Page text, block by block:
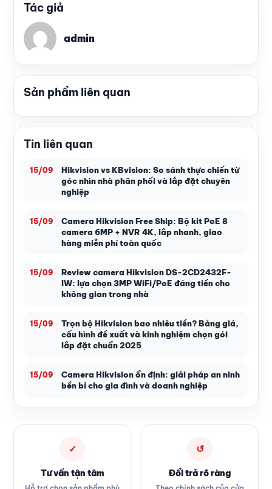
Tác giả
admin
Sản phẩm liên quan
Tin liên quan
15/09
Hikvision vs KBvision: So sánh thực chiến từ
góc nhìn nhà phân phối và lắp đặt chuyên
nghiệp
15/09
Camera Hikvision Free Ship: Bộ kit PoE 8
camera 6MP + NVR 4K, lắp nhanh, giao
hàng miễn phí toàn quốc
15/09
Review camera Hikvision DS-2CD2432F-
IW: lựa chọn 3MP WiFi/PoE đáng tiền cho
không gian trong nhà
15/09
Trọn bộ Hikvision bao nhiêu tiền? Bảng giá,
cấu hình đề xuất và kinh nghiệm chọn gói
lắp đặt chuẩn 2025
15/09
Camera Hikvision ổn định: giải pháp an ninh
bền bỉ cho gia đình và doanh nghiệp
✓
Tư vấn tận tâm
↺
Đổi trả rõ ràng